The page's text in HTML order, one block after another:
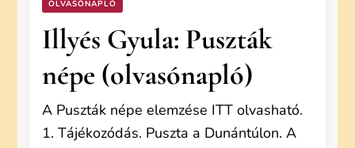
OLVASÓNAPLÓ
Illyés Gyula: Puszták
népe (olvasónapló)
A Puszták népe elemzése ITT olvasható.
1. Tájékozódás. Puszta a Dunántúlon. A